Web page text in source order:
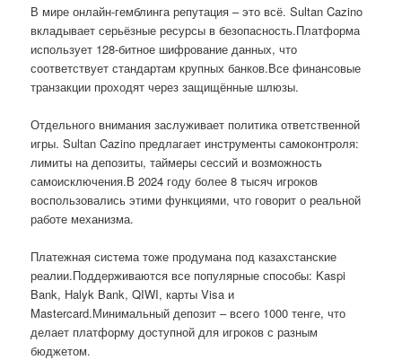
В мире онлайн-гемблинга репутация – это всё. Sultan Cazino
вкладывает серьёзные ресурсы в безопасность.Платформа
использует 128-битное шифрование данных, что
соответствует стандартам крупных банков.Все финансовые
транзакции проходят через защищённые шлюзы.
Отдельного внимания заслуживает политика ответственной
игры. Sultan Cazino предлагает инструменты самоконтроля:
лимиты на депозиты, таймеры сессий и возможность
самоисключения.В 2024 году более 8 тысяч игроков
воспользовались этими функциями, что говорит о реальной
работе механизма.
Платежная система тоже продумана под казахстанские
реалии.Поддерживаются все популярные способы: Kaspi
Bank, Halyk Bank, QIWI, карты Visa и
Mastercard.Минимальный депозит – всего 1000 тенге, что
делает платформу доступной для игроков с разным
бюджетом.